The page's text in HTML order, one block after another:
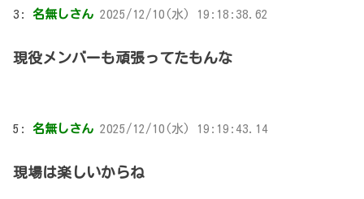
3: 名無しさん 2025/12/10(水) 19:18:38.62
現役メンバーも頑張ってたもんな
5: 名無しさん 2025/12/10(水) 19:19:43.14
現場は楽しいからね